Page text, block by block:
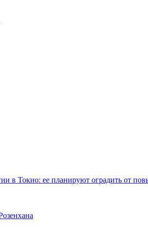
в Токио: ее планируют оградить от